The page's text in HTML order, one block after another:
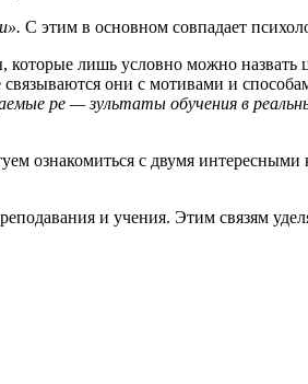
С этим в основном совпадает
лишь условно можно назвать
они с мотивами и
ре — зультаты обучения в
ознакомиться с двумя
и учения. Этим связям